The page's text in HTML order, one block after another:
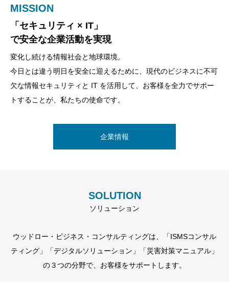
MISSION
「セキュリティ × IT」
で安全な企業活動を実現
変化し続ける情報社会と地球環境。
今日とは違う明日を安全に迎えるために、現代のビジネスに不可
欠な情報セキュリティと IT を活用して、お客様を全力でサポー
トすることが、私たちの使命です。
企業情報
PHILOSOPHY
これからもみなさまの
確かな明日を支えるパートナーとして
私たちウッドロー・ビジネス・コンサルティングは、「確かな明
日を支えるパートナー」として、みなさまの未来デザインをフォ
ローし、「確かな明日」をともに考え、その礎を築いてまいりま
す。
企業情報
SOLUTION
ソリューション
ウッドロー・ビジネス・コンサルティングは、「ISMSコンサル
ティング」「デジタルソリューション」「災害対策マニュアル」
の３つの分野で、お客様をサポートします。